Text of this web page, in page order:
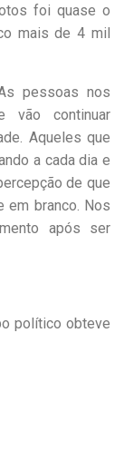
foi quase o
mais de 4 mil
pessoas nos
vão continuar
Aqueles que
a cada dia e
de que
em branco. Nos
após ser
político obteve